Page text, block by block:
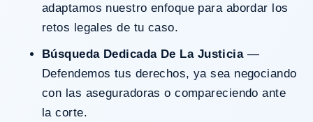
adaptamos nuestro enfoque para abordar los
retos legales de tu caso.
Búsqueda Dedicada De La Justicia—
Defendemos tus derechos, ya sea negociando
con las aseguradoras o compareciendo ante
la corte.